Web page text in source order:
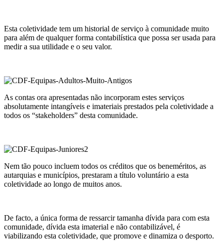
Esta coletividade tem um historial de serviço à comunidade muito
para além de qualquer forma contabilística que possa ser usada para
medir a sua utilidade e o seu valor.
As contas ora apresentadas não incorporam estes serviços
absolutamente intangíveis e imateriais prestados pela coletividade a
todos os “stakeholders” desta comunidade.
Nem tão pouco incluem todos os créditos que os beneméritos, as
autarquias e municípios, prestaram a título voluntário a esta
coletividade ao longo de muitos anos.
De facto, a única forma de ressarcir tamanha dívida para com esta
comunidade, dívida esta imaterial e não contabilizável, é
viabilizando esta coletividade, que promove e dinamiza o desporto.